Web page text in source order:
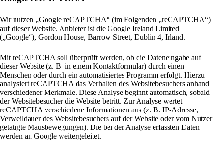
Wir nutzen „Google reCAPTCHA“ (im Folgenden „reCAPTCHA“)
auf dieser Website. Anbieter ist die Google Ireland Limited
(„Google“), Gordon House, Barrow Street, Dublin 4, Irland.
Mit reCAPTCHA soll überprüft werden, ob die Dateneingabe auf
dieser Website (z. B. in einem Kontaktformular) durch einen
Menschen oder durch ein automatisiertes Programm erfolgt. Hierzu
analysiert reCAPTCHA das Verhalten des Websitebesuchers anhand
verschiedener Merkmale. Diese Analyse beginnt automatisch, sobald
der Websitebesucher die Website betritt. Zur Analyse wertet
reCAPTCHA verschiedene Informationen aus (z. B. IP-Adresse,
Verweildauer des Websitebesuchers auf der Website oder vom Nutzer
getätigte Mausbewegungen). Die bei der Analyse erfassten Daten
werden an Google weitergeleitet.